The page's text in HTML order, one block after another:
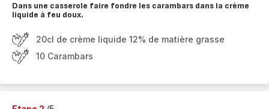
Dans une casserole faire fondre les carambars dans la crème
liquide à feu doux.
20cl de crème liquide 12% de matière grasse
10 Carambars